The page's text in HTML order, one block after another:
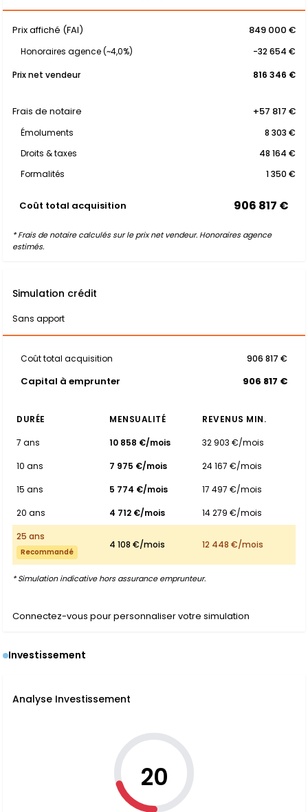
Prix affiché (FAI) 849 000 €
Honoraires agence (~4,0%)
-32 654 €
Prix net vendeur
816 346 €
Frais de notaire +57 817 €
Émoluments
8 303 €
Droits & taxes
48 164 €
Formalités
1 350 €
Coût total acquisition 906 817 €
* Frais de notaire calculés sur le prix net vendeur. Honoraires agence
estimés.
Simulation crédit
Sans apport
Coût total acquisition 906 817 €
Capital à emprunter 906 817 €
DURÉE MENSUALITÉ
REVENUS MIN.
7 ans
10 858 €/mois
32 903 €/mois
10 ans
7 975 €/mois
24 167 €/mois
15 ans
5 774 €/mois
17 497 €/mois
20 ans
4 712 €/mois
14 279 €/mois
25 ans
Recommandé
4 108 €/mois 12 448 €/mois
* Simulation indicative hors assurance emprunteur.
Connectez-vous pour personnaliser votre simulation
Investissement
Analyse Investissement
20